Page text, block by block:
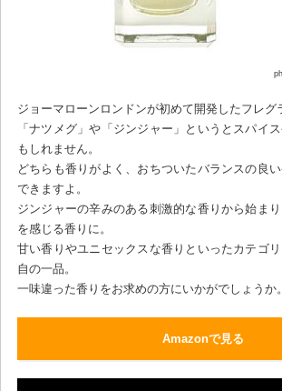
ジョーマローンロンドンが初めて開発したフレグ
「ナツメグ」や「ジンジャー」というとスパイ
もしれません。
どちらも香りがよく、おちついたバランスの良
できますよ。
ジンジャーの辛みのある刺激的な香りから始ま
を感じる香りに。
甘い香りやユニセックスな香りといったカテゴ
自の一品。
一味違った香りをお求めの方にいかがでしょうか。
Amazonで見る